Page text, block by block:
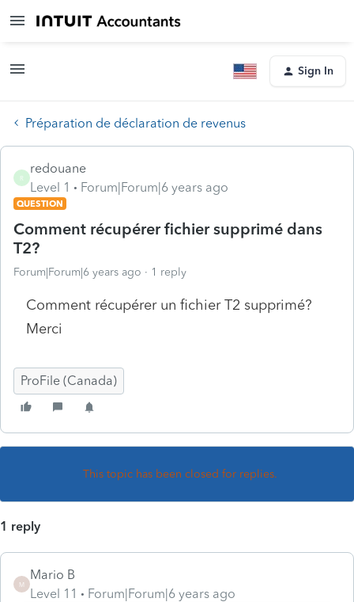
Sign In
Préparation de déclaration de revenus
R
redouane
Level 1
Forum|Forum|6 years ago
QUESTION
Comment récupérer fichier supprimé dans
T2?
Forum|Forum|6 years ago 1 reply
Comment récupérer un fichier T2 supprimé?
Merci
ProFile (Canada)
This topic has been closed for replies.
1 reply
M
Mario B
Level 11
Forum|Forum|6 years ago